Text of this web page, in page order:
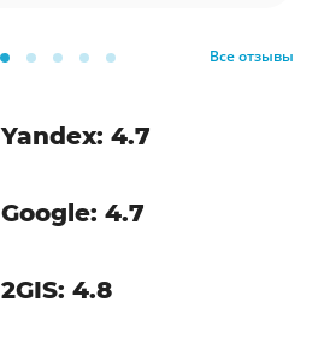
Все отзывы
Yandex: 4.7
Google: 4.7
2GIS: 4.8